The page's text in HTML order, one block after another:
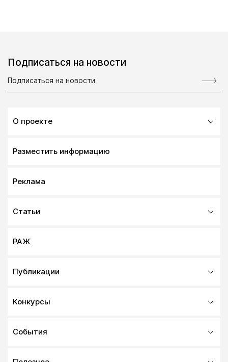
Подписаться на новости
О проекте
Разместить информацию
Реклама
Статьи
РАЖ
Публикации
Конкурсы
События